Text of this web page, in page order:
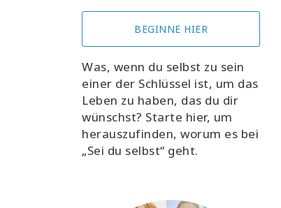
BEGINNE HIER
Was, wenn du selbst zu sein
einer der Schlüssel ist, um das
Leben zu haben, das du dir
wünschst? Starte hier, um
herauszufinden, worum es bei
„Sei du selbst“ geht.